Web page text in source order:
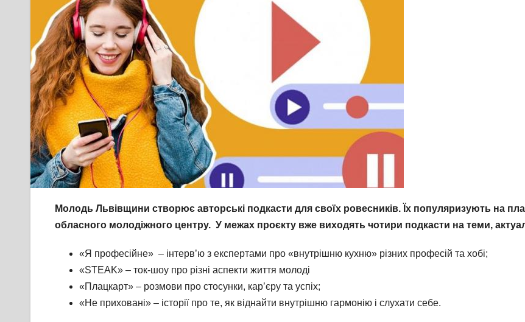
Молодь Львівщини створює авторські подкасти для своїх ровесників. Їх популяризують на
обласного молодіжного центру. У межах проєкту вже виходять чотири подкасти на теми,
«Я професійне» – інтерв’ю з експертами про «внутрішню кухню» різних професій та хобі;
«STEAK» – ток-шоу про різні аспекти життя молоді
«Плацкарт» – розмови про стосунки, кар’єру та успіх;
«Не приховані» – історії про те, як віднайти внутрішню гармонію і слухати себе.